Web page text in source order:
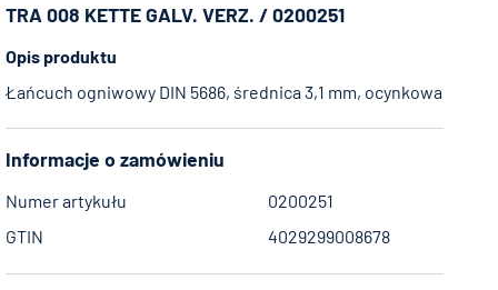
TRA 008 KETTE GALV. VERZ. / 0200251
Opis produktu
Łańcuch ogniwowy DIN 5686, średnica 3,1 mm, ocynkowany,
Informacje o zamówieniu
Numer artykułu
0200251
GTIN
4029299008678